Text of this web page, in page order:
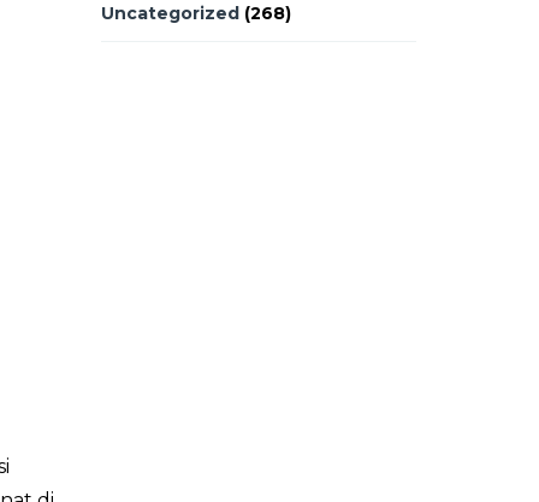
Uncategorized(268)